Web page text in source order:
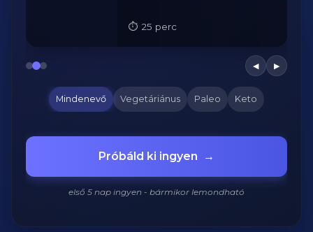
25 perc
◀ ▶
Mindenevő Vegetáriánus Paleo Keto
Próbáld ki ingyen →
első 5 nap ingyen - bármikor lemondható